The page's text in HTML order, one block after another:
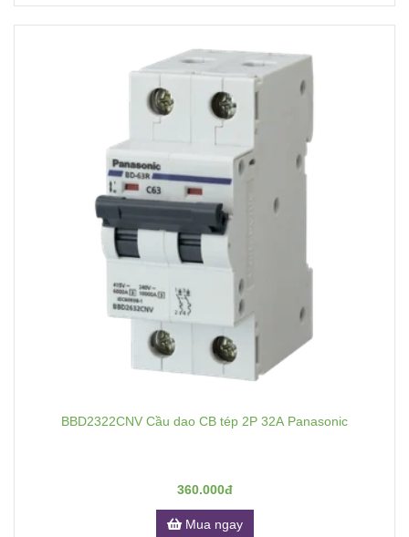
BBD2322CNV Cầu dao CB tép 2P 32A Panasonic
360.000đ
Mua ngay